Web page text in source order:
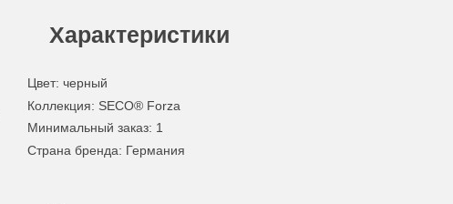
Характеристики
Цвет: черный
Коллекция: SECO® Forza
Минимальный заказ: 1
Страна бренда: Германия